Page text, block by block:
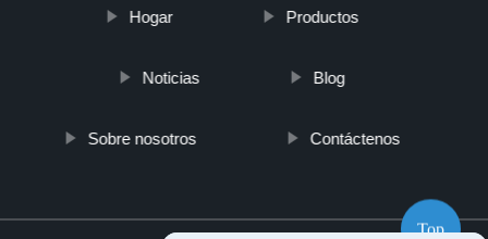
Hogar Productos
Noticias Blog
Sobre nosotros Contáctenos
Top